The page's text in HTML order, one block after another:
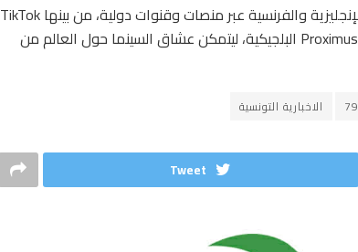
وأعلن المهرجان أن حفل الختام سيُبث مباشرة باللغتين الإنجليزية والفرنسية عبر منصات وقنوات دولية، من بينها TikTok
Brut وFrance 2 وRAI الإيطالية وTelefónica الإسبانية وProximus البلجيكية، ليتمكن عشاق السينما حول العالم من
الاخبارية التونسية
Tweet